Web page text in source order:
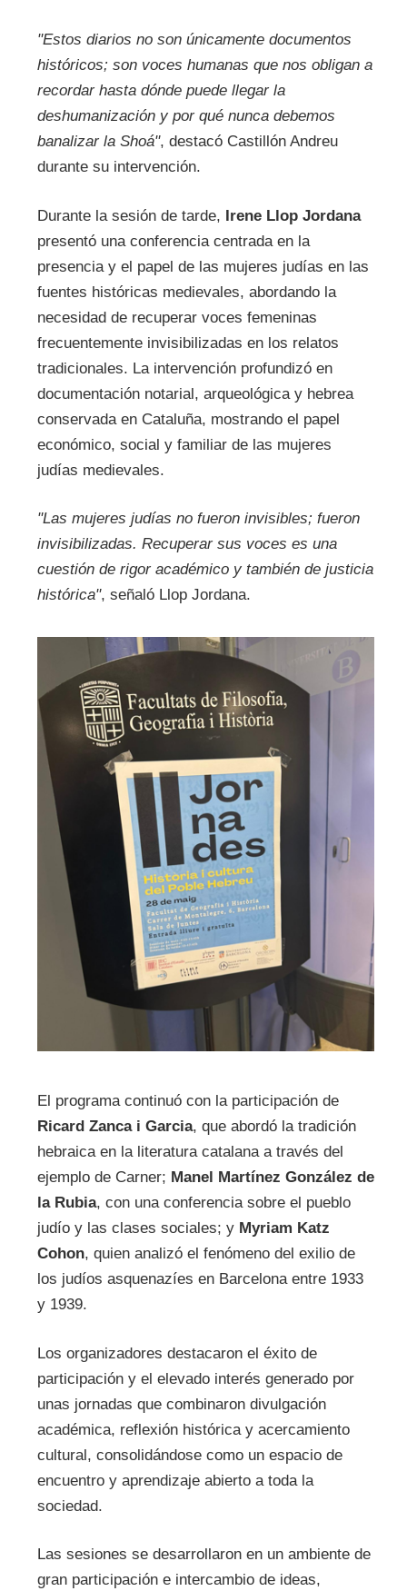
"Estos diarios no son únicamente documentos
históricos; son voces humanas que nos obligan a
recordar hasta dónde puede llegar la
deshumanización y por qué nunca debemos
banalizar la Shoá", destacó Castillón Andreu
durante su intervención.
Durante la sesión de tarde, Irene Llop Jordana
presentó una conferencia centrada en la
presencia y el papel de las mujeres judías en las
fuentes históricas medievales, abordando la
necesidad de recuperar voces femeninas
frecuentemente invisibilizadas en los relatos
tradicionales. La intervención profundizó en
documentación notarial, arqueológica y hebrea
conservada en Cataluña, mostrando el papel
económico, social y familiar de las mujeres
judías medievales.
"Las mujeres judías no fueron invisibles; fueron
invisibilizadas. Recuperar sus voces es una
cuestión de rigor académico y también de justicia
histórica", señaló Llop Jordana.
El programa continuó con la participación de
Ricard Zanca i Garcia, que abordó la tradición
hebraica en la literatura catalana a través del
ejemplo de Carner; Manel Martínez González de
la Rubia, con una conferencia sobre el pueblo
judío y las clases sociales; y Myriam Katz
Cohon, quien analizó el fenómeno del exilio de
los judíos asquenazíes en Barcelona entre 1933
y 1939.
Los organizadores destacaron el éxito de
participación y el elevado interés generado por
unas jornadas que combinaron divulgación
académica, reflexión histórica y acercamiento
cultural, consolidándose como un espacio de
encuentro y aprendizaje abierto a toda la
sociedad.
Las sesiones se desarrollaron en un ambiente de
gran participación e intercambio de ideas,